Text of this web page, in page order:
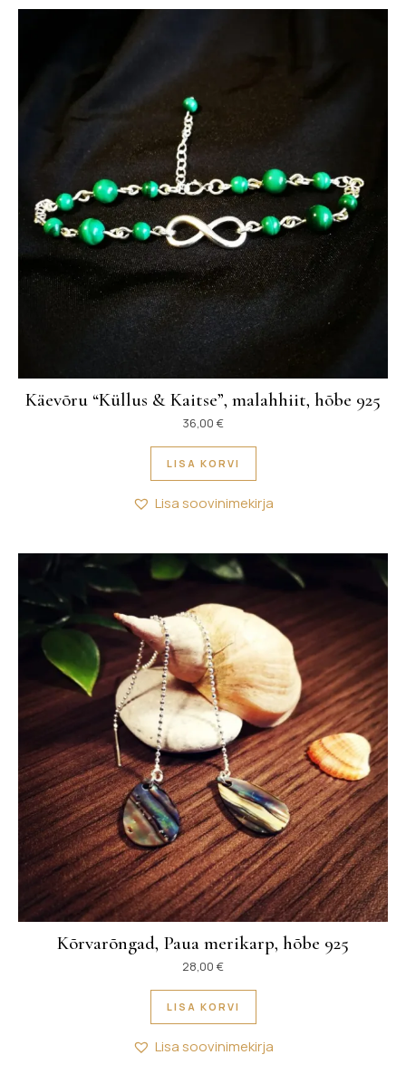
Käevõru “Küllus & Kaitse”, malahhiit, hõbe 925
36,00 €
LISA KORVI
Lisa soovinimekirja
Kõrvarõngad, Paua merikarp, hõbe 925
28,00 €
LISA KORVI
Lisa soovinimekirja